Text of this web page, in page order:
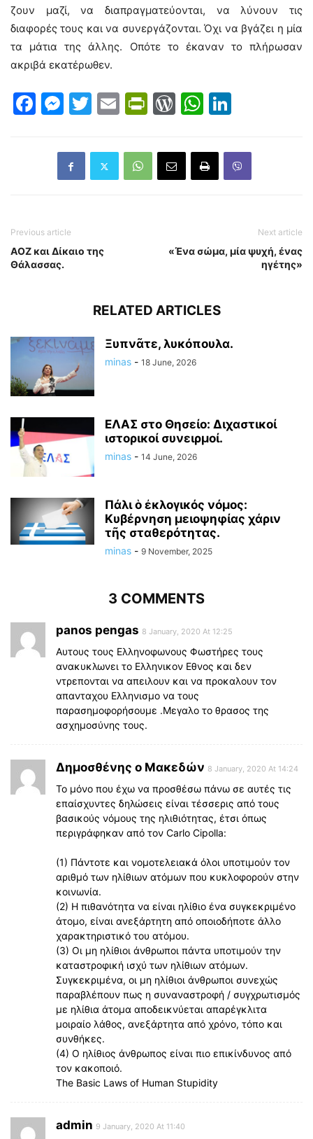
ζουν μαζί, να διαπραγματεύονται, να λύνουν τις
διαφορές τους και να συνεργάζονται. Όχι να βγάζει η μία
τα μάτια της άλλης. Οπότε το έκαναν το πλήρωσαν
ακριβά εκατέρωθεν.
Facebook
Messenger
Twitter
EmailPrintFriendly
WordPress
WhatsApp
Previous article
ΑΟΖ και Δίκαιο της
Θάλασσας.
Next article
«Ένα σώμα, μία ψυχή, ένας
ηγέτης»
RELATED ARTICLES
Ξυπνᾶτε, λυκόπουλα.
minas - 18 June, 2026
ΕΛΑΣ στο Θησείο: Διχαστικοί
ιστορικοί συνειρμοί.
minas - 14 June, 2026
Πάλι ὁ ἐκλογικός νόμος:
Κυβέρνηση μειοψηφίας χάριν
τῆς σταθερότητας.
minas - 9 November, 2025
3 COMMENTS
panos pengas 8 January, 2020 At 12:25
Αυτους τους Ελληνοφωνους Φωστήρες τους
ανακυκλωνει το Ελληνικον Εθνος και δεν
ντρεπονται να απειλουν και να προκαλουν τον
απανταχου Ελληνισμο να τους
παρασημοφορήσουμε .Μεγαλο το θρασος της
ασχημοσύνης τους.
Δημοσθένης ο Μακεδών 8 January, 2020 At 14:24
Το μόνο που έχω να προσθέσω πάνω σε αυτές τις
επαίσχυντες δηλώσεις είναι τέσσερις από τους
βασικούς νόμους της ηλιθιότητας, έτσι όπως
περιγράφηκαν από τον Carlo Cipolla:
(1) Πάντοτε και νομοτελειακά όλοι υποτιμούν τον
αριθμό των ηλίθιων ατόμων που κυκλοφορούν στην
κοινωνία.
(2) H πιθανότητα να είναι ηλίθιο ένα συγκεκριμένο
άτομο, είναι ανεξάρτητη από οποιοδήποτε άλλο
χαρακτηριστικό του ατόμου.
(3) Οι μη ηλίθιοι άνθρωποι πάντα υποτιμούν την
καταστροφική ισχύ των ηλίθιων ατόμων.
Συγκεκριμένα, οι μη ηλίθιοι άνθρωποι συνεχώς
παραβλέπουν πως η συναναστροφή / συγχρωτισμός
με ηλίθια άτομα αποδεικνύεται απαρέγκλιτα
μοιραίο λάθος, ανεξάρτητα από χρόνο, τόπο και
συνθήκες.
(4) O ηλίθιος άνθρωπος είναι πιο επικίνδυνος από
τον κακοποιό.
The Basic Laws of Human Stupidity
admin 9 January, 2020 At 11:40